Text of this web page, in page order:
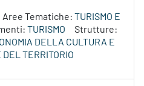
Aree Tematiche: TURISMO E
TURISMO
Strutture:
DELLA CULTURA E
TERRITORIO